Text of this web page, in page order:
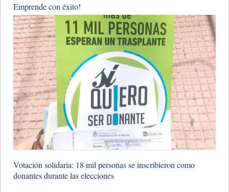
Emprende con éxito!
Votación solidaria: 18 mil personas se inscribieron como
donantes durante las elecciones